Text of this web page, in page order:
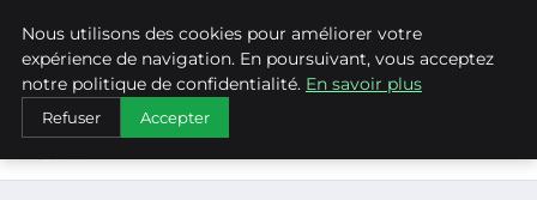
WEARECLIMATECONTROL
ACCUEIL
CATÉGORIE
ÉDUCATION À L’ÉCOLOGIE : SENSIBILISER LES JEUNES
Nous utilisons des cookies pour améliorer votre
expérience de navigation. En poursuivant, vous acceptez
notre politique de confidentialité. En savoir plus
Refuser Accepter